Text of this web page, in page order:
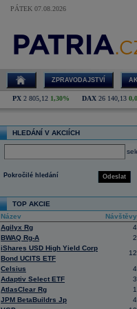
PÁTEK 07.08.2026
ZPRAVODAJSTVÍ
PX 2 805,12 1,30% DAX 26 140,13
HLEDÁNÍ V AKCIÍCH
Odeslat
Pokročilé hledání
TOP AKCIE
Název
Návštěvy
Agilyx Rg
4
BWAQ Rg-A
2
iShares USD High Yield Corp
Bond UCITS ETF
12
Celsius
4
Adaptiv Select ETF
3
AtlasClear Rg
1
JPM BetaBuildrs Jp
4